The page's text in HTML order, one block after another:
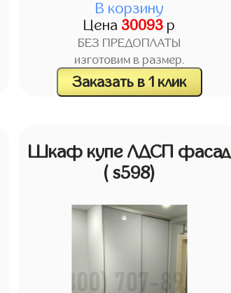
В корзину
Цена 30093 р
БЕЗ ПРЕДОПЛАТЫ
изготовим в размер.
Заказать в 1 клик
Шкаф купе ЛДСП фасад
( s598)